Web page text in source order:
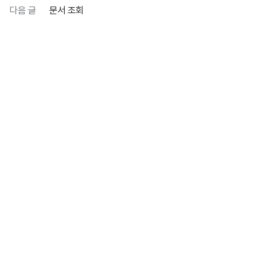
다음 글
문서 조회